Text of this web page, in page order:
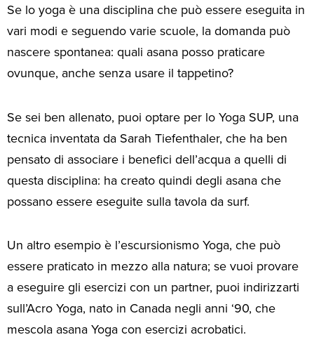
Se lo yoga è una disciplina che può essere eseguita in
vari modi e seguendo varie scuole, la domanda può
nascere spontanea: quali asana posso praticare
ovunque, anche senza usare il tappetino?
Se sei ben allenato, puoi optare per lo Yoga SUP, una
tecnica inventata da Sarah Tiefenthaler, che ha ben
pensato di associare i benefici dell’acqua a quelli di
questa disciplina: ha creato quindi degli asana che
possano essere eseguite sulla tavola da surf.
Un altro esempio è l’escursionismo Yoga, che può
essere praticato in mezzo alla natura; se vuoi provare
a eseguire gli esercizi con un partner, puoi indirizzarti
sull’Acro Yoga, nato in Canada negli anni ‘90, che
mescola asana Yoga con esercizi acrobatici.